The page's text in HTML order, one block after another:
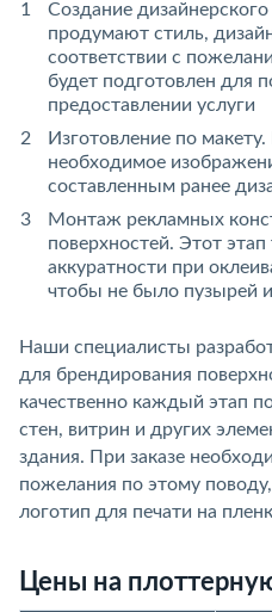
Создание
продумают стиль,
соответствии с
будет подготовлен для
предоставлении услуги
Изготовление по
необходимое
составленным ранее
Монтаж рекламных
поверхностей. Этот
аккуратности при
чтобы не было пузырей
Наши специалисты
для брендирования
качественно каждый этап
стен, витрин и других
здания. При заказе
пожелания по этому
логотип для печати на
Цены на